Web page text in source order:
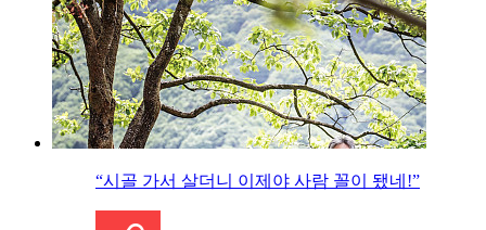
“시골 가서 살더니 이제야 사람 꼴이 됐네!”